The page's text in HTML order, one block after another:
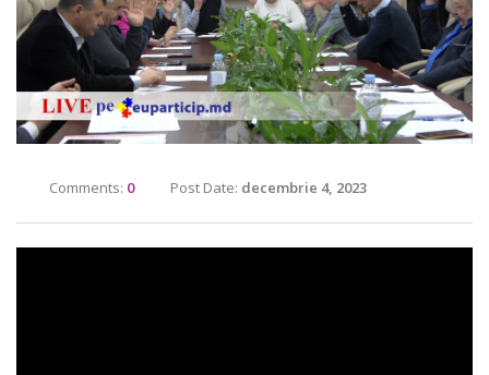
Comments: 0 Post Date: decembrie 4, 2023